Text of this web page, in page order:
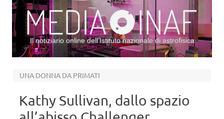
Il notiziario online dell’Istituto nazionale di astrofisica
UNA DONNA DA PRIMATI
Kathy Sullivan, dallo spazio